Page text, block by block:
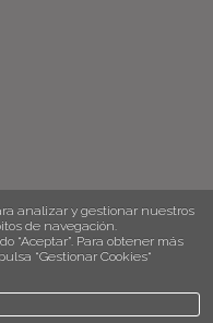
analizar y gestionar nuestros
de navegación.
“Aceptar”. Para obtener más
“Gestionar Cookies“